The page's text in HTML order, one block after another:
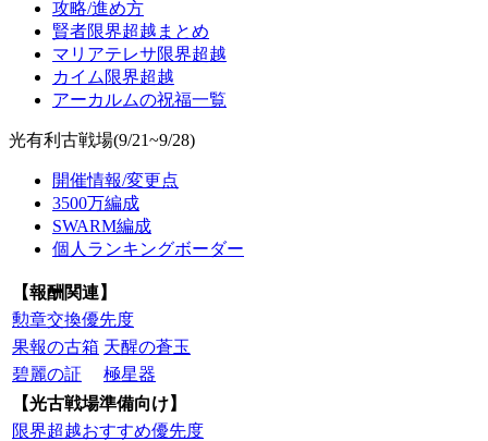
攻略/進め方
賢者限界超越まとめ
マリアテレサ限界超越
カイム限界超越
アーカルムの祝福一覧
光有利古戦場(9/21~9/28)
開催情報/変更点
3500万編成
SWARM編成
個人ランキングボーダー
【報酬関連】
勲章交換優先度
果報の古箱 天醒の蒼玉
碧麗の証
極星器
【光古戦場準備向け】
限界超越おすすめ優先度